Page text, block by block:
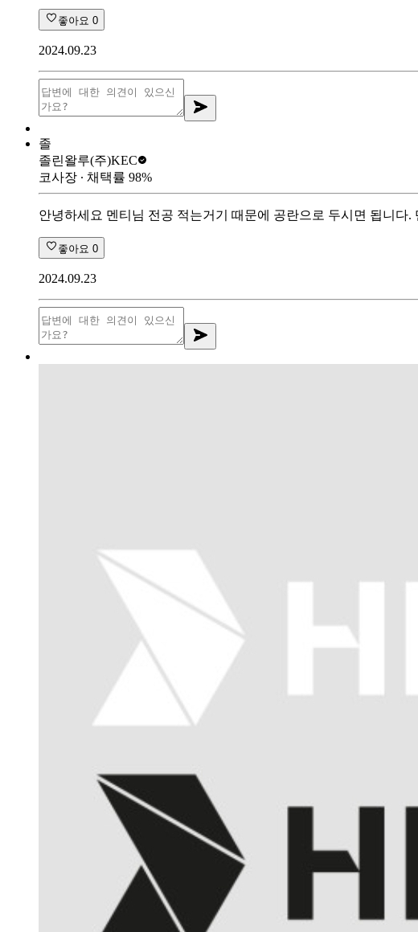
좋아요 0
2024.09.23
졸
졸린왈루(주)KEC
코사장 ∙ 채택률 98%
안녕하세요 멘티님 전공 적는거기 때문에 공란으로 두시면 됩니다
좋아요 0
2024.09.23